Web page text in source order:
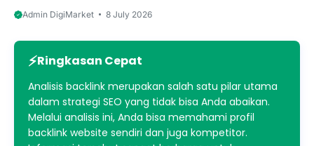
Admin DigiMarket 8 July 2026
Ringkasan Cepat
Analisis backlink merupakan salah satu pilar utama
dalam strategi SEO yang tidak bisa Anda abaikan.
Melalui analisis ini, Anda bisa memahami profil
backlink website sendiri dan juga kompetitor.